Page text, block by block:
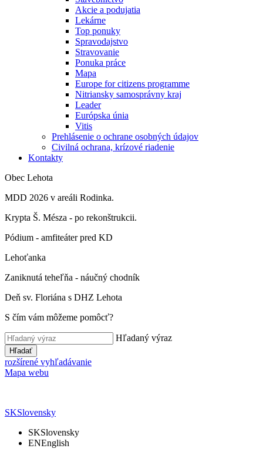
Akcie a podujatia
Lekárne
Top ponuky
Spravodajstvo
Stravovanie
Ponuka práce
Mapa
Europe for citizens programme
Nitriansky samosprávny kraj
Leader
Európska únia
Vitis
Prehlásenie o ochrane osobných údajov
Civilná ochrana, krízové riadenie
Kontakty
Obec Lehota
MDD 2026 v areáli Rodinka.
Krypta Š. Mésza - po rekonštrukcii.
Pódium - amfiteáter pred KD
Lehoťanka
Zaniknutá teheľňa - náučný chodník
Deň sv. Floriána s DHZ Lehota
S čím vám môžeme pomôcť?
Hľadaný výraz
Hľadať
rozšírené vyhľadávanie
Mapa webu
SKSlovensky
SKSlovensky
ENEnglish